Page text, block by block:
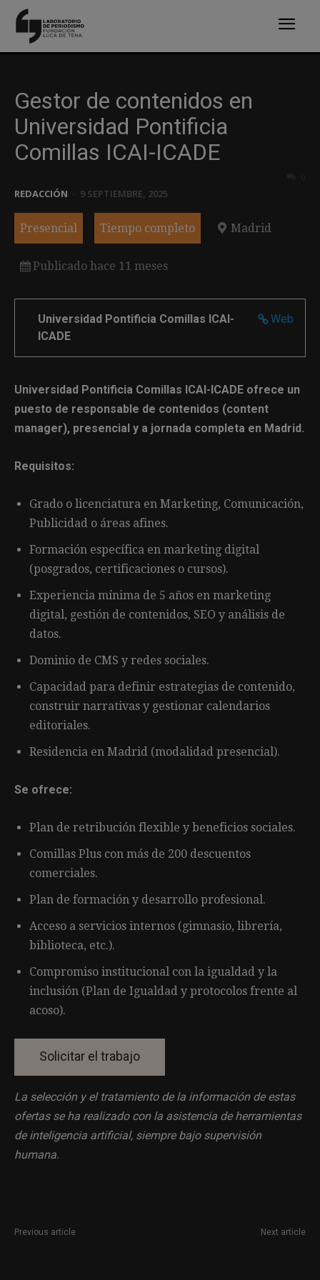
Gestor de contenidos en
Universidad Pontificia
Comillas ICAI-ICADE
REDACCIÓN 9 SEPTIEMBRE, 2025
Presencial Tiempo completo Madrid
Publicado hace 11 meses
Web
Universidad Pontificia Comillas ICAI-
ICADE
Universidad Pontificia Comillas ICAI-ICADE ofrece un
puesto de responsable de contenidos (content
manager), presencial y a jornada completa en Madrid.
Requisitos:
Grado o licenciatura en Marketing, Comunicación,
Publicidad o áreas afines.
Formación específica en marketing digital
(posgrados, certificaciones o cursos).
Experiencia mínima de 5 años en marketing
digital, gestión de contenidos, SEO y análisis de
datos.
Dominio de CMS y redes sociales.
Capacidad para definir estrategias de contenido,
construir narrativas y gestionar calendarios
editoriales.
Residencia en Madrid (modalidad presencial).
Se ofrece:
Plan de retribución flexible y beneficios sociales.
Comillas Plus con más de 200 descuentos
comerciales.
Plan de formación y desarrollo profesional.
Acceso a servicios internos (gimnasio, librería,
biblioteca, etc.).
Compromiso institucional con la igualdad y la
inclusión (Plan de Igualdad y protocolos frente al
acoso).
La selección y el tratamiento de la información de estas
ofertas se ha realizado con la asistencia de herramientas
de inteligencia artificial, siempre bajo supervisión
humana.
Previous article Next article